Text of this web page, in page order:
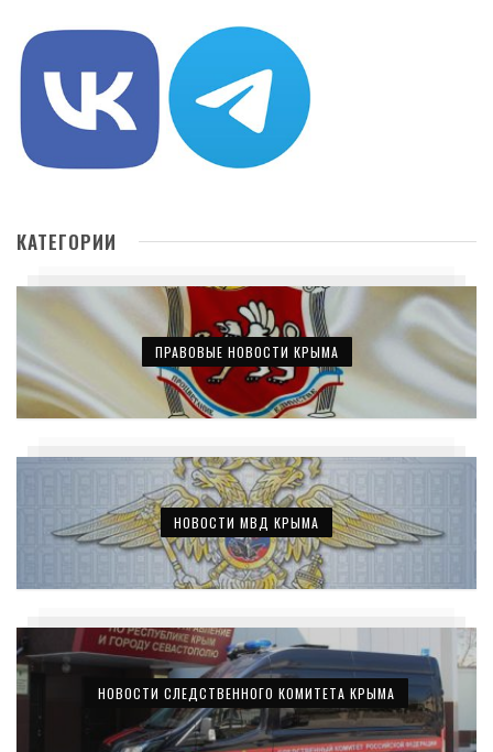
КАТЕГОРИИ
ПРАВОВЫЕ НОВОСТИ КРЫМА
НОВОСТИ МВД КРЫМА
НОВОСТИ СЛЕДСТВЕННОГО КОМИТЕТА КРЫМА